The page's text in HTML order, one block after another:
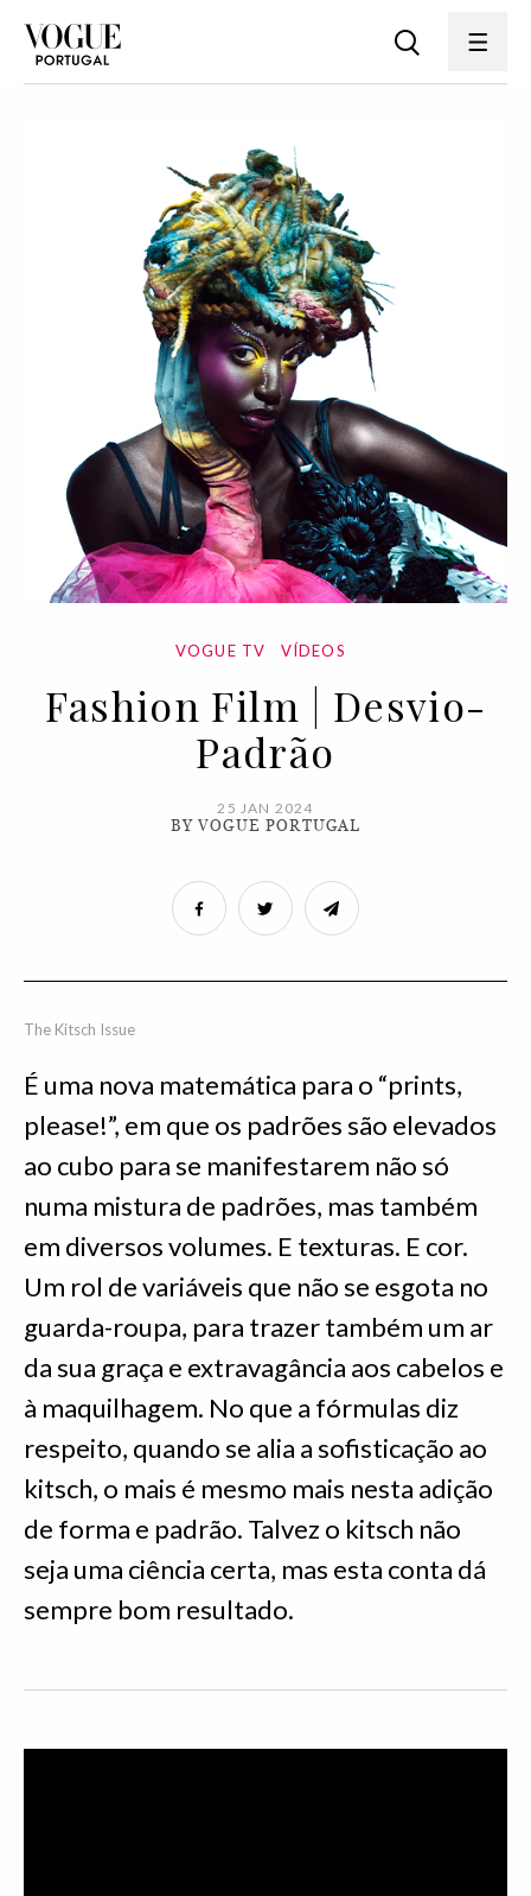
VOGUE TV VÍDEOS
Fashion Film | Desvio-
Padrão
25 JAN 2024
BY VOGUE PORTUGAL
The Kitsch Issue
É uma nova matemática para o “prints,
please!”, em que os padrões são elevados
ao cubo para se manifestarem não só
numa mistura de padrões, mas também
em diversos volumes. E texturas. E cor.
Um rol de variáveis que não se esgota no
guarda-roupa, para trazer também um ar
da sua graça e extravagância aos cabelos e
à maquilhagem. No que a fórmulas diz
respeito, quando se alia a sofisticação ao
kitsch, o mais é mesmo mais nesta adição
de forma e padrão. Talvez o kitsch não
seja uma ciência certa, mas esta conta dá
sempre bom resultado.